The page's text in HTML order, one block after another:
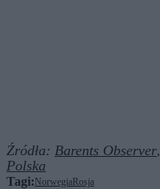
Źródła: Barents Observer,
Polska
Tagi: Norwegia Rosja